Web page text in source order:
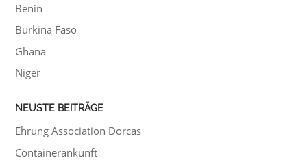
Benin
Burkina Faso
Ghana
Niger
NEUSTE BEITRÄGE
Ehrung Association Dorcas
Containerankunft